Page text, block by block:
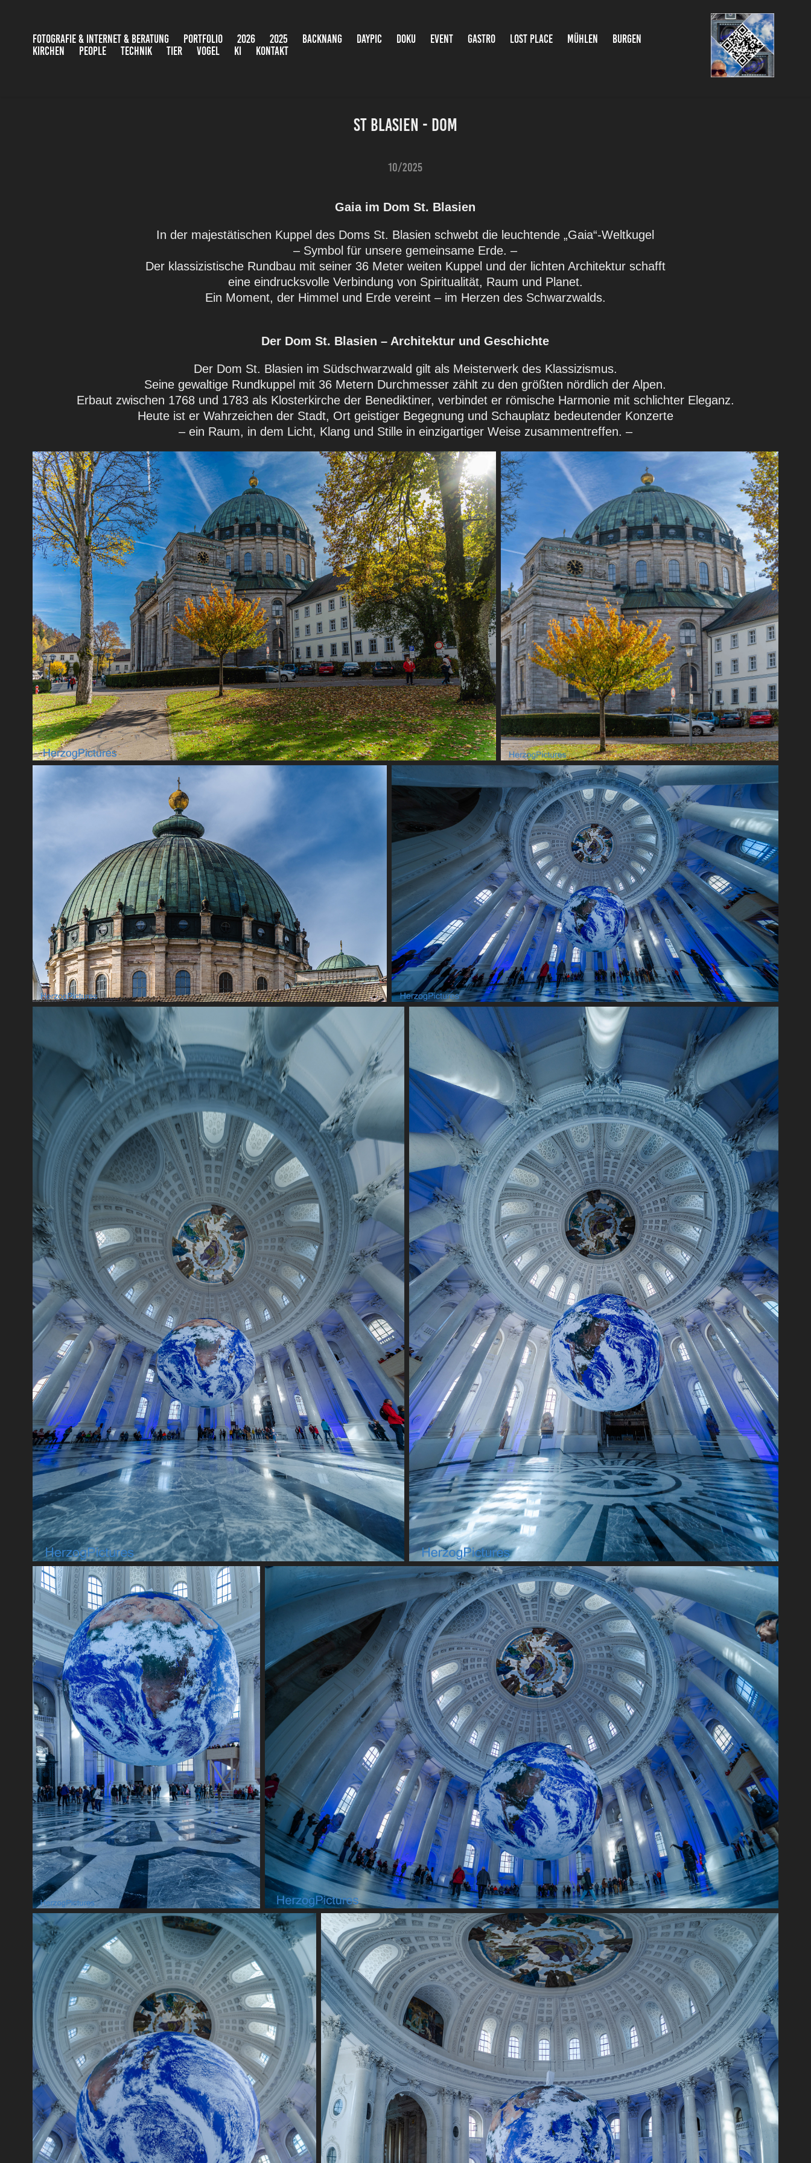
FOTOGRAFIE & INTERNET & BERATUNG PORTFOLIO 2026 2025 BACKNANG DAYPIC DOKU EVENT GASTRO LOST PLACE MÜHLEN
BURGEN
KIRCHEN
PEOPLE TECHNIK TIER VOGEL KI KONTAKT
St Blasien - Dom
10/2025
Gaia im Dom St. Blasien
In der majestätischen Kuppel des Doms St. Blasien schwebt die leuchtende „Gaia“-Weltkugel
– Symbol für unsere gemeinsame Erde. –
Der klassizistische Rundbau mit seiner 36 Meter weiten Kuppel und der lichten Architektur schafft
eine eindrucksvolle Verbindung von Spiritualität, Raum und Planet.
Ein Moment, der Himmel und Erde vereint – im Herzen des Schwarzwalds.
Der Dom St. Blasien – Architektur und Geschichte
Der Dom St. Blasien im Südschwarzwald gilt als Meisterwerk des Klassizismus.
Seine gewaltige Rundkuppel mit 36 Metern Durchmesser zählt zu den größten nördlich der Alpen.
Erbaut zwischen 1768 und 1783 als Klosterkirche der Benediktiner, verbindet er römische Harmonie mit schlichter Eleganz.
Heute ist er Wahrzeichen der Stadt, Ort geistiger Begegnung und Schauplatz bedeutender Konzerte
– ein Raum, in dem Licht, Klang und Stille in einzigartiger Weise zusammentreffen. –